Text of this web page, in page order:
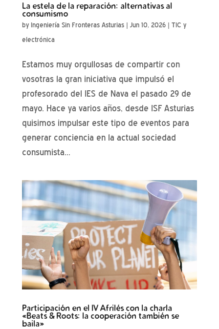
La estela de la reparación: alternativas al
consumismo
by Ingeniería Sin Fronteras Asturias| Jun 10, 2026| TIC y
electrónica
Estamos muy orgullosas de compartir con
vosotras la gran iniciativa que impulsó el
profesorado del IES de Nava el pasado 29 de
mayo. Hace ya varios años, desde ISF Asturias
quisimos impulsar este tipo de eventos para
generar conciencia en la actual sociedad
consumista...
Participación en el IV Afrilés con la charla
«Beats & Roots: la cooperación también se
baila»